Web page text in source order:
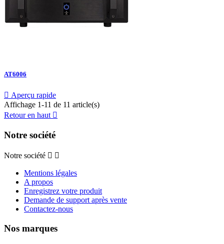
AT6006
 Aperçu rapide
Affichage 1-11 de 11 article(s)
Retour en haut 
Notre société
Notre société  
Mentions légales
A propos
Enregistrez votre produit
Demande de support après vente
Contactez-nous
Nos marques